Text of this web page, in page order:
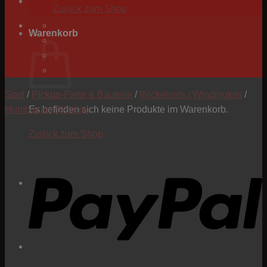
Zurück zum Shop
Warenkorb
Es befinden sich keine Produkte im Warenkorb.
Zurück zum Shop
Start / Pickup-Parts & Bauteile / Wickelsets / Windingkits /
Humbucker 6-String